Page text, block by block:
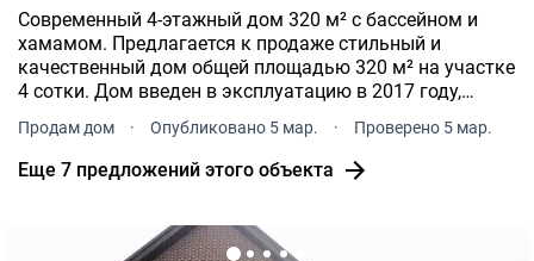
Современный 4-этажный дом 320 м² с бассейном и
хамамом. Предлагается к продаже стильный и
качественный дом общей площадью 320 м² на участке
4 сотки. Дом введен в эксплуатацию в 2017 году,
проживание с 2019 года.
Продам дом · Опубликовано 5 мар. · Проверено 5 мар.
Еще 7 предложений этого объекта